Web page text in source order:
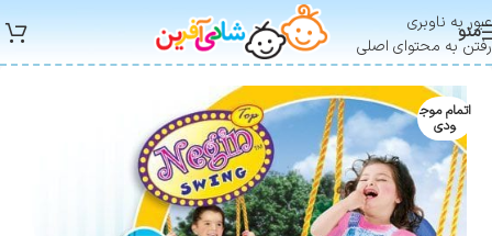
عبور به ناوبری
رفتن به محتوای اصلی
منو
اتمام موج
ودی